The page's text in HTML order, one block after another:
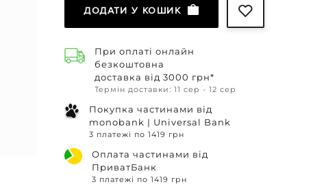
ДОДАТИ У КОШИК
При оплаті онлайн
безкоштовна
доставка від 3000 грн*
Термін доставки: 11 сер - 12 сер
Покупка частинами від
monobank | Universal Bank
3 платежі по 1419 грн
Оплата частинами від
ПриватБанк
3 платежі по 1419 грн